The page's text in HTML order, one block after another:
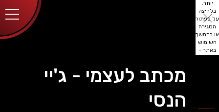
יותר.
בלחיצה
על כפתור
הסגירה
או בהמשך
השימוש
באתר –
מכתב לעצמי - ג'יי
הנסי